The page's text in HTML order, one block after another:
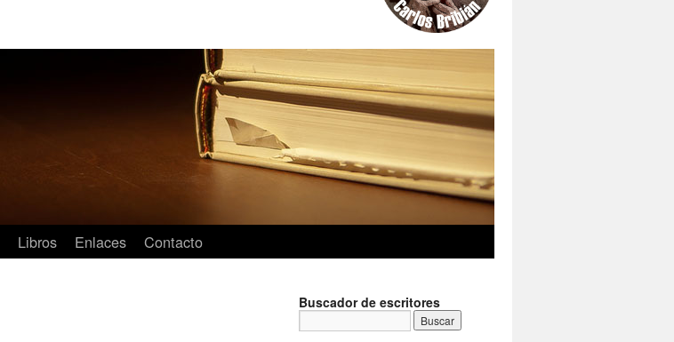
Libros Enlaces Contacto
Buscador de escritores